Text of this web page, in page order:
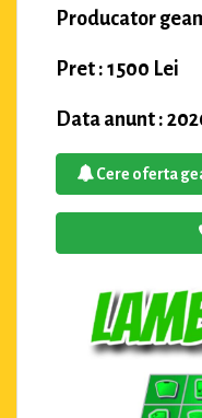
Producator
Pret : 1500 Lei
Data anunt :
Cere oferta